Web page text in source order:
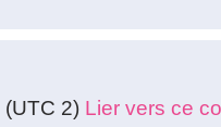
(UTC 2) Lier vers ce